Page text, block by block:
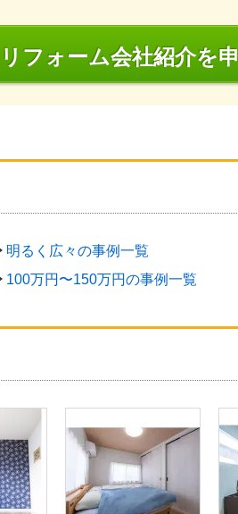
リフォーム会社紹介を
明るく広々の事例一覧
100万円〜150万円の事例一覧